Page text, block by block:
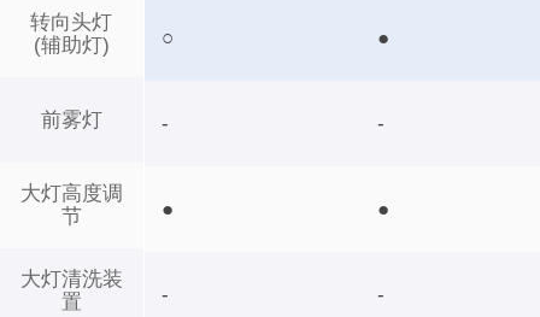
转向头灯
(辅助灯)
前雾灯
大灯高度调
节
大灯清洗装
置
○ ●
- -
● ●
- -